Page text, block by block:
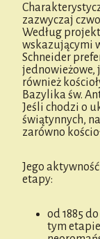
zazwyczaj
Według
wskazującymi
Schneider
jednowieżowe,
również
Bazylika św.
Jeśli chodzi o
świątynnych,
zarówno
Jego
etapy:
od 1885
tym